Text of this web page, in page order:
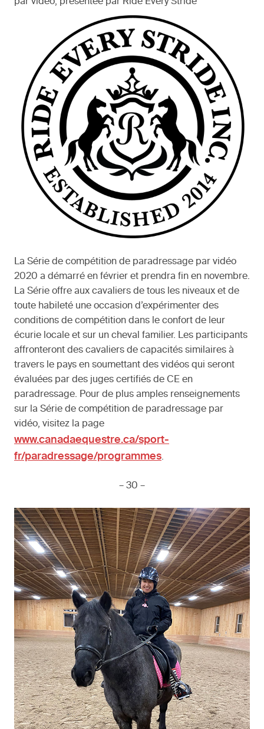
par vidéo, présentée par Ride Every Stride
La Série de compétition de paradressage par vidéo
2020 a démarré en février et prendra fin en novembre.
La Série offre aux cavaliers de tous les niveaux et de
toute habileté une occasion d’expérimenter des
conditions de compétition dans le confort de leur
écurie locale et sur un cheval familier. Les participants
affronteront des cavaliers de capacités similaires à
travers le pays en soumettant des vidéos qui seront
évaluées par des juges certifiés de CE en
paradressage. Pour de plus amples renseignements
sur la Série de compétition de paradressage par
vidéo, visitez la page
www.canadaequestre.ca/sport-
fr/paradressage/programmes.
– 30 –